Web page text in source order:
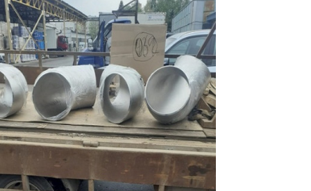
19ч16бр
ду150 ру16
(аналог 19ч21бр)
ДУ100 РУ16
ду1000 ду125 ДУ15